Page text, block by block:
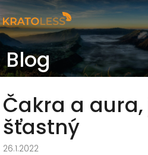
Přejít
na
obsah
Blog
Čakra a
šťastný
26.1.2022